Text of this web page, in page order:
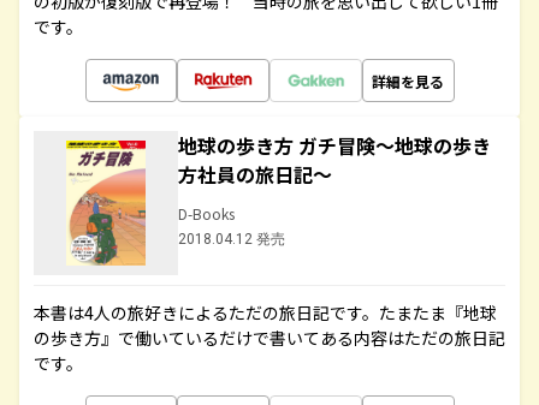
です。
詳細を見る
地球の歩き方 ガチ冒険～地球の歩き
方社員の旅日記～
D-Books
2018.04.12 発売
本書は4人の旅好きによるただの旅日記です。たまたま『地球
の歩き方』で働いているだけで書いてある内容はただの旅日記
です。